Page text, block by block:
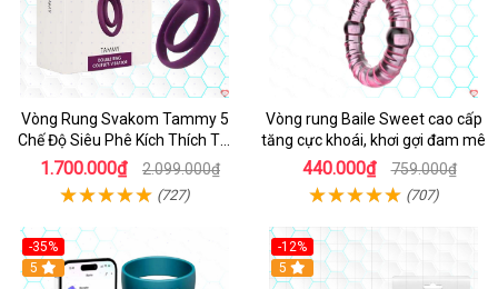
Vòng Rung Svakom Tammy 5
Chế Độ Siêu Phê Kích Thích Tối
Đa
1.700.000₫ 2.099.000₫
(727)
Vòng rung Baile Sweet cao cấp
tăng cực khoái, khơi gợi đam mê
440.000₫ 759.000₫
(707)
-35%
Hot
5
-12%
5